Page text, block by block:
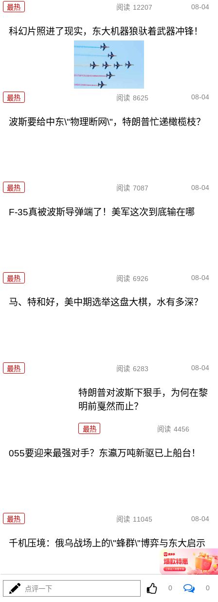
最热 阅读 12207 08-04
科幻片照进了现实，东大机器狼驮着武器冲锋！
最热 阅读 8625 08-04
波斯要给中东\"物理断网\"，特朗普忙递橄榄枝？
最热 阅读 7087 08-04
F-35真被波斯导弹端了！美军这次到底输在哪
最热 阅读 6926 08-04
马、特和好，美中期选举这盘大棋，水有多深？
最热 阅读 6283 08-04
特朗普对波斯下狠手，为何在黎
明前戛然而止？
最热 阅读 4456
055要迎来最强对手？东瀛万吨新驱已上船台！
最热 阅读 11045 08-04
千机压境：俄乌战场上的\"蜂群\"博弈与东大启示
点评一下 0 0